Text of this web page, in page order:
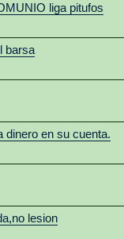
liga pitufos
barsa
dinero en su cuenta.
lesion